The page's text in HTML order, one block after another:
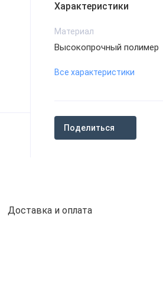
Характеристики
Материал
Высокопрочный полимер
Все характеристики
Поделиться
Доставка и оплата